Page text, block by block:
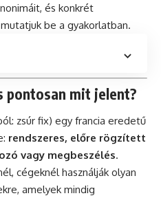
és konkrét
be a gyakorlatban.
pontosan mit jelent?
zsúr fix) egy francia eredetű
rendszeres, előre rögzített
vagy megbeszélés.
cégeknél használják olyan
amelyek mindig